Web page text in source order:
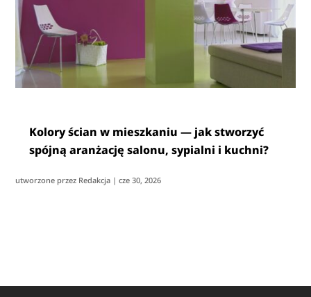
Kolory ścian w mieszkaniu — jak stworzyć
spójną aranżację salonu, sypialni i kuchni?
utworzone przez Redakcja |cze 30, 2026